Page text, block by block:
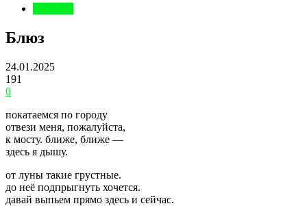
Блюз
24.01.2025
191
0
покатаемся по городу
отвези меня, пожалуйста,
к мосту. ближе, ближе —
здесь я дышу.
от луны такие грустные.
до неё подпрыгнуть хочется.
давай выпьем прямо здесь и сейчас.